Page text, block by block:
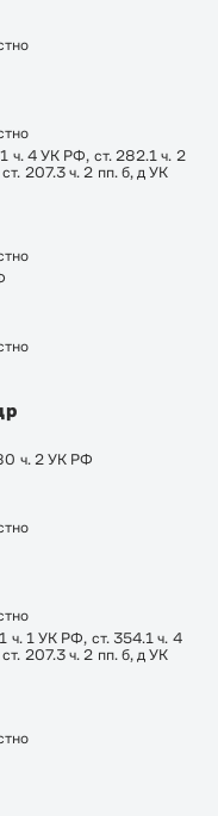
ч. 4 УК РФ, ст. 282.1 ч. 2
207.3 ч. 2 пп. б, д УК
ч. 2 УК РФ
ч. 1 УК РФ, ст. 354.1 ч. 4
207.3 ч. 2 пп. б, д УК